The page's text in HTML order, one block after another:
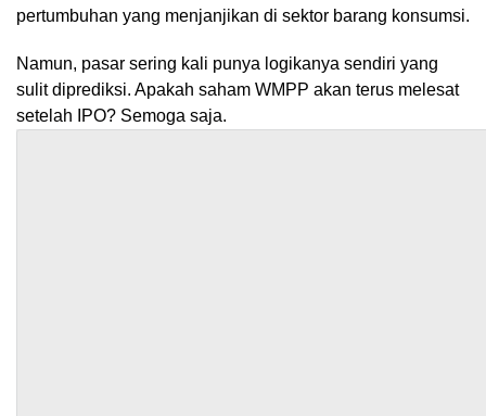
pertumbuhan yang menjanjikan di sektor barang konsumsi.
Namun, pasar sering kali punya logikanya sendiri yang
sulit diprediksi. Apakah saham WMPP akan terus melesat
setelah IPO? Semoga saja.